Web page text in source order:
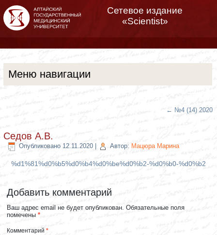
Сетевое издание
«Scientist»
Меню навигации
← №4 (14) 2020
Седов А.В.
Опубликовано 12.11.2020 Автор: Мацюра Марина
%d1%81%d0%b5%d0%b4%d0%be%d0%b2-%d0%b0-%d0%b2
Добавить комментарий
Ваш адрес email не будет опубликован. Обязательные поля
помечены*
Комментарий*